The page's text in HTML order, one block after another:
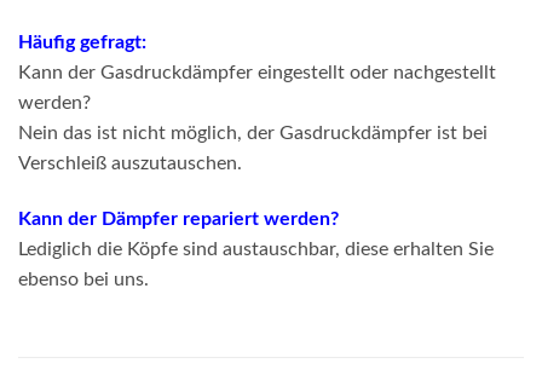
Häufig gefragt:
Kann der Gasdruckdämpfer eingestellt oder nachgestellt
werden?
Nein das ist nicht möglich, der Gasdruckdämpfer ist bei
Verschleiß auszutauschen.
Kann der Dämpfer repariert werden?
Lediglich die Köpfe sind austauschbar, diese erhalten Sie
ebenso bei uns.